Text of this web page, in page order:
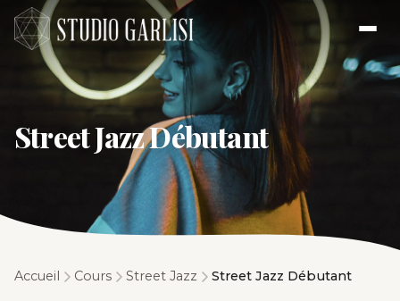
Street Jazz Débutant
Accueil Cours Street Jazz Street Jazz Débutant